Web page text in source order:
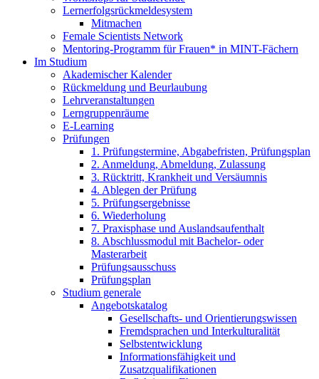
Lernerfolgsrückmeldesystem
Mitmachen
Female Scientists Network
Mentoring-Programm für Frauen* in MINT-Fächern
Im Studium
Akademischer Kalender
Rückmeldung und Beurlaubung
Lehrveranstaltungen
Lerngruppenräume
E-Learning
Prüfungen
1. Prüfungstermine, Abgabefristen, Prüfungsplan
2. Anmeldung, Abmeldung, Zulassung
3. Rücktritt, Krankheit und Versäumnis
4. Ablegen der Prüfung
5. Prüfungsergebnisse
6. Wiederholung
7. Praxisphase und Auslandsaufenthalt
8. Abschlussmodul mit Bachelor- oder
Masterarbeit
Prüfungsausschuss
Prüfungsplan
Studium generale
Angebotskatalog
Gesellschafts- und Orientierungswissen
Fremdsprachen und Interkulturalität
Selbstentwicklung
Informationsfähigkeit und
Zusatzqualifikationen